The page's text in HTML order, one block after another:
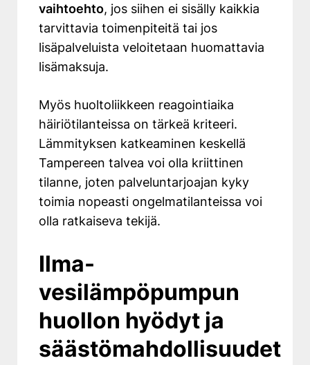
vaihtoehto, jos siihen ei sisälly kaikkia
tarvittavia toimenpiteitä tai jos
lisäpalveluista veloitetaan huomattavia
lisämaksuja.
Myös huoltoliikkeen reagointiaika
häiriötilanteissa on tärkeä kriteeri.
Lämmityksen katkeaminen keskellä
Tampereen talvea voi olla kriittinen
tilanne, joten palveluntarjoajan kyky
toimia nopeasti ongelmatilanteissa voi
olla ratkaiseva tekijä.
Ilma-
vesilämpöpumpun
huollon hyödyt ja
säästömahdollisuudet